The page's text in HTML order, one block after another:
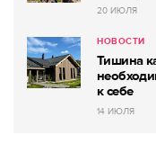
20 ИЮЛЯ
НОВОСТИ
Тишина
к себе
14 ИЮЛЯ